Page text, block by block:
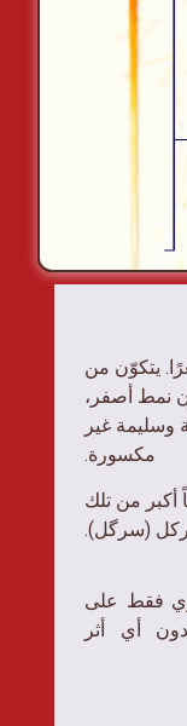
يتكوّن من
نمط أصفر،
وسليمة غير
مكسورة.
من تلك
(سرگل).
فقط على
أي أثر